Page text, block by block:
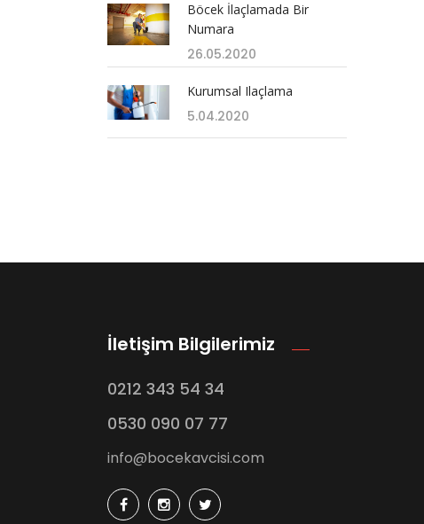
Böcek İlaçlamada Bir
Numara
26.05.2020
Kurumsal Ilaçlama
5.04.2020
İletişim Bilgilerimiz
0212 343 54 34
0530 090 07 77
info@bocekavcisi.com